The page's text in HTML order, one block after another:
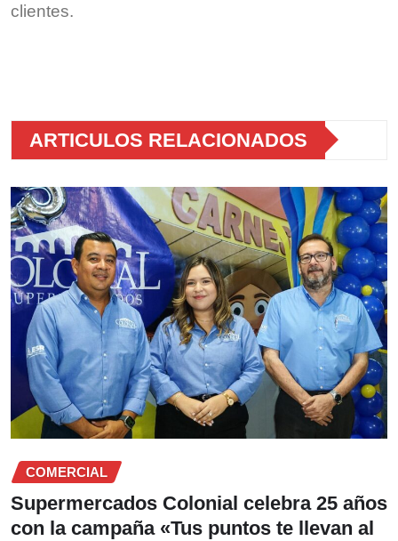
clientes.
ARTICULOS RELACIONADOS
COMERCIAL
Supermercados Colonial celebra 25 años
con la campaña «Tus puntos te llevan al